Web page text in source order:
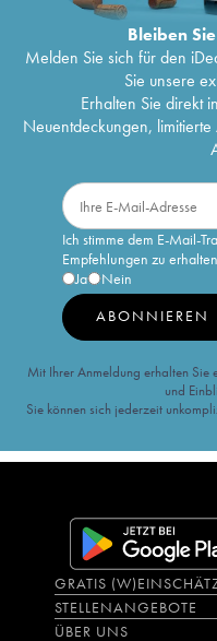
Bleiben
Melden Sie sich für den
Sie unsere
Erhalten Sie direkt
Neuentdeckungen,
Ich stimme dem E-Mail-
Empfehlungen zu erhalten
Ja
Nein
ABONNIEREN
Mit Ihrer Anmeldung erhalten
und
Sie können sich jederzeit
GRATIS
STELLENANGEBOTE
ÜBER UNS